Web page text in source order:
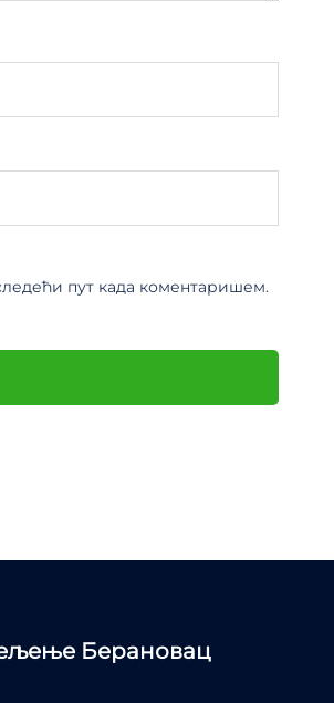
пут када коментаришем.
Берановац